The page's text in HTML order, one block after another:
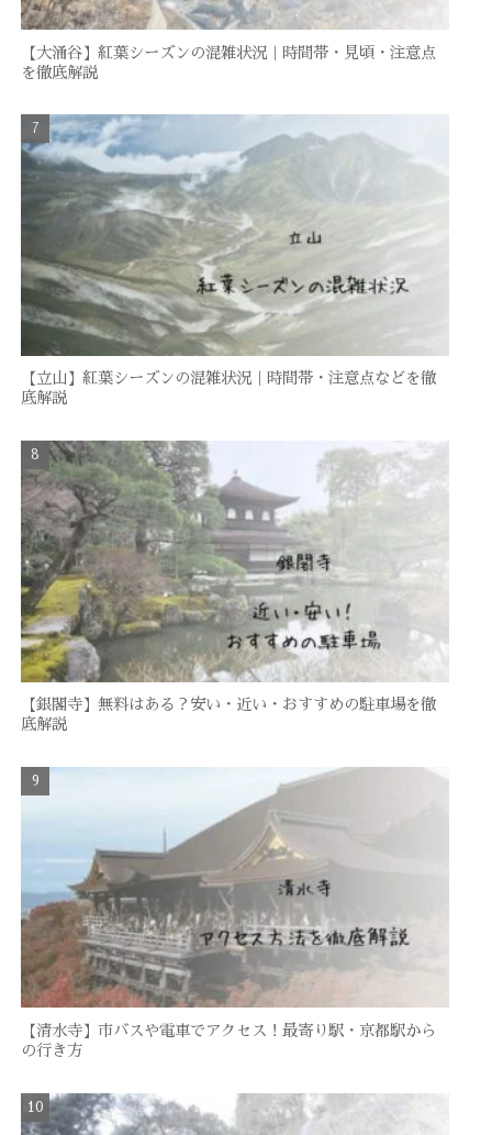
【大涌谷】紅葉シーズンの混雑状況｜時間帯・見頃・注意点
を徹底解説
【立山】紅葉シーズンの混雑状況｜時間帯・注意点などを徹
底解説
【銀閣寺】無料はある？安い・近い・おすすめの駐車場を徹
底解説
【清水寺】市バスや電車でアクセス！最寄り駅・京都駅から
の行き方